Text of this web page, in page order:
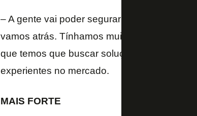
– A gente vai poder segurar informações de
vamos atrás. Tínhamos muitos atletas
que temos que buscar soluções, temos
experientes no mercado.
MAIS FORTE